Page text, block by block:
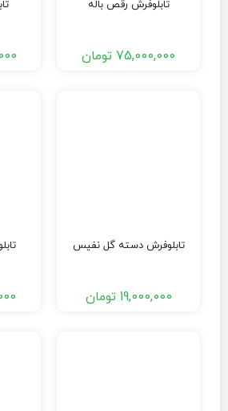
تابلوفرش رقص باله
75,000,000 تومان
تابلوفرش دسته گل نفیس
19,000,000 تومان